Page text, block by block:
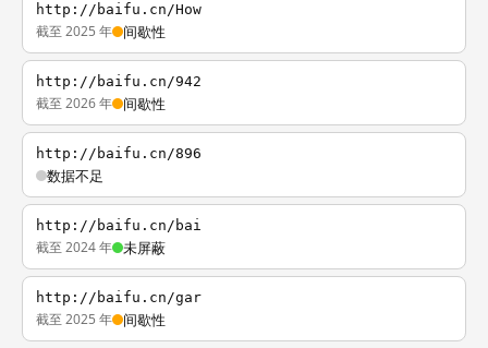
http://baifu.cn/How
截至 2025 年 间歇性
http://baifu.cn/942
截至 2026 年 间歇性
http://baifu.cn/896
数据不足
http://baifu.cn/bai
截至 2024 年 未屏蔽
http://baifu.cn/gar
截至 2025 年 间歇性